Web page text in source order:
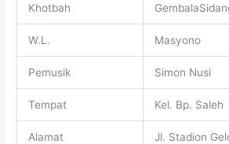
Khotbah
W.L. Masyono
Pemusik Simon Nusi
Tempat Kel. Bp. Saleh
Alamat Jl. Stadion